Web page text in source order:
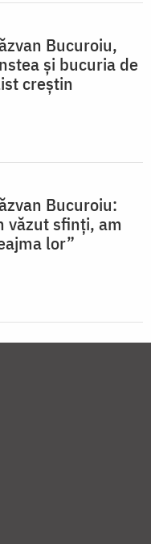
Bucuroiu,
și bucuria de
creștin
Bucuroiu:
văzut sfinți, am
lor”